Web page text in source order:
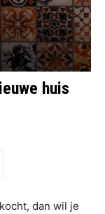
huis
dan wil je